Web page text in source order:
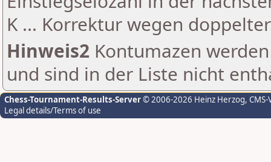
K ... Korrektur wegen
Hinweis2 Kontumazen
und sind in der Liste nicht
Chess-Tournament-Results-Server© 2006-2026 Heinz Herzog,
Legal details/Terms of use